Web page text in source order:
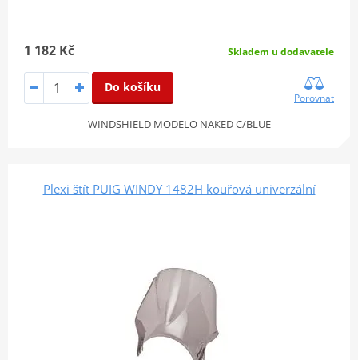
1 182 Kč Skladem u dodavatele
Do košíku
Porovnat
WINDSHIELD MODELO NAKED C/BLUE
Plexi štít PUIG WINDY 1482H kouřová univerzální